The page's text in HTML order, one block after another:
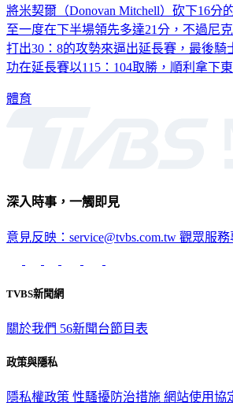
將米契爾（Donovan Mitchell）砍下16分
至一度在下半場領先多達21分，不過尼
打出30：8的攻勢來逼出延長賽，最後騎
功在延長賽以115：104取勝，順利拿下
體育
深入時事，一觸即見
意見反映：service@tvbs.com.tw 觀眾服務
TVBS新聞網
關於我們 56新聞台節目表
政策與隱私
隱私權政策 性騷擾防治措施 網站使用協